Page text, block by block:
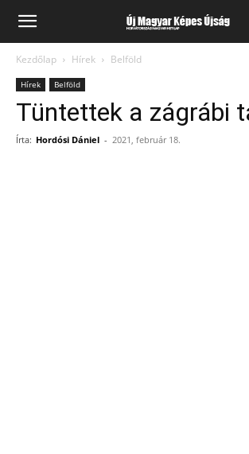
Kezdőlap Hírek Belföld
Hírek Belföld
Tüntettek a zágrábi
Írta: Hordósi Dániel - 2021, február 18.